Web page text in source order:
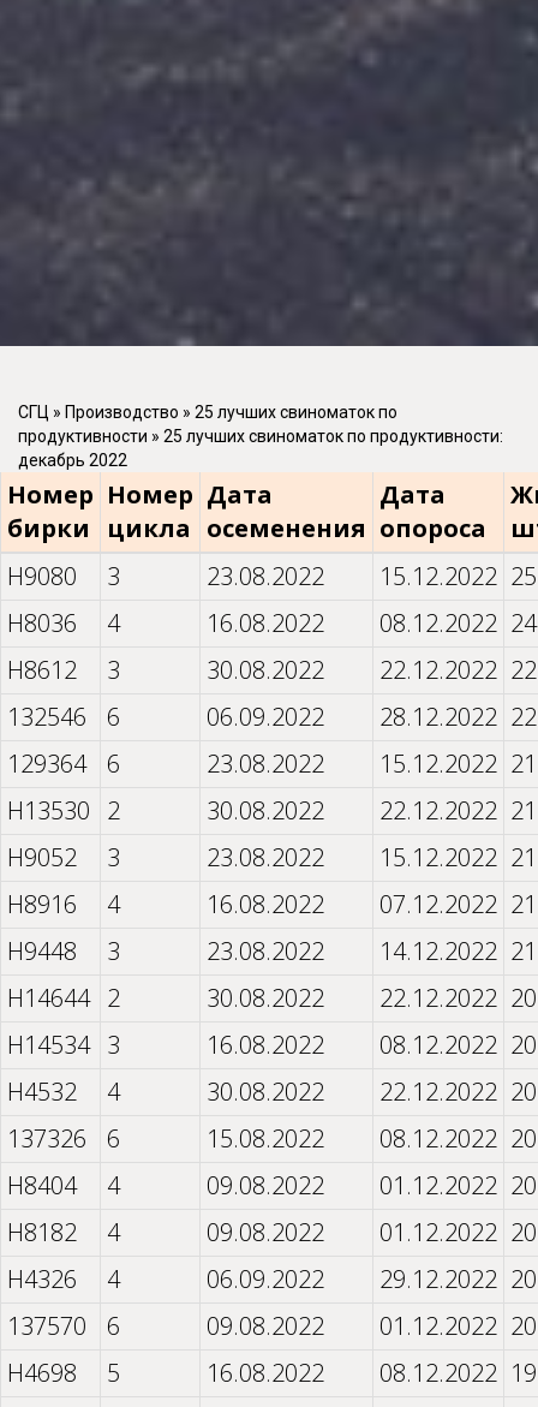
СГЦ » Производство » 25 лучших свиноматок по
продуктивности » 25 лучших свиноматок по продуктивности:
декабрь 2022
Номер
бирки
Номер
цикла
Дата
осеменения
Дата
опороса
H9080
3 23.08.2022 15.12.2022 25
H8036
4 16.08.2022 08.12.2022 24
H8612
3 30.08.2022 22.12.2022 22
132546
6 06.09.2022 28.12.2022 22
129364
6 23.08.2022 15.12.2022 21
H13530 2 30.08.2022 22.12.2022 21
H9052
3 23.08.2022 15.12.2022 21
H8916
4 16.08.2022 07.12.2022 21
H9448
3 23.08.2022 14.12.2022 21
H14644 2 30.08.2022 22.12.2022 20
H14534 3 16.08.2022 08.12.2022 20
H4532
4 30.08.2022 22.12.2022 20
137326
6 15.08.2022 08.12.2022 20
H8404
4 09.08.2022 01.12.2022 20
H8182
4 09.08.2022 01.12.2022 20
H4326
4 06.09.2022 29.12.2022 20
137570
6 09.08.2022 01.12.2022 20
H4698
5 16.08.2022 08.12.2022 19